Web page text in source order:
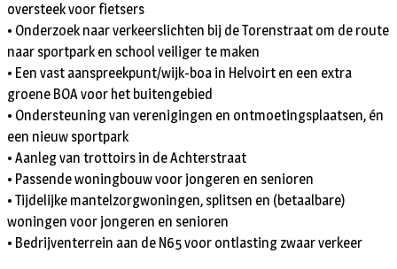
oversteek voor fietsers
• Onderzoek naar verkeerslichten bij de Torenstraat om de route
naar sportpark en school veiliger te maken
• Een vast aanspreekpunt/wijk-boa in Helvoirt en een extra
groene BOA voor het buitengebied
• Ondersteuning van verenigingen en ontmoetingsplaatsen, én
een nieuw sportpark
• Aanleg van trottoirs in de Achterstraat
• Passende woningbouw voor jongeren en senioren
• Tijdelijke mantelzorgwoningen, splitsen en (betaalbare)
woningen voor jongeren en senioren
• Bedrijventerrein aan de N65 voor ontlasting zwaar verkeer